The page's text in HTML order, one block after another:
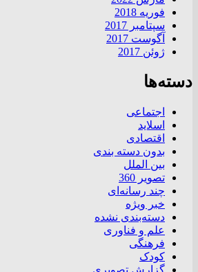
فوریه 2018
سپتامبر 2017
آگوست 2017
ژوئن 2017
دسته‌ها
اجتماعی
اسلاید
اقتصادی
بدون دسته بندی
بین الملل
تصویر 360
چند رسانه‌ای
خبر ویژه
دسته‌بندی نشده
علم و فناوری
فرهنگی
کودک
گزارش تصویری